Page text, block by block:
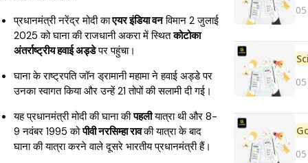
प्रधानमंत्री नरेंद्र मोदी काएयर इंडिया वनविमान 2 जुलाई
2025 को घाना की राजधानी अकरा में स्थितकोटोका
अंतर्राष्ट्रीय हवाई अड्डेपर पहुंचा।
घाना के राष्ट्रपति जॉन ड्रामानी महामा ने हवाई अड्डे पर
उनका स्वागत किया और उन्हें 21 तोपों की सलामी दी गई।
यह प्रधानमंत्री मोदी की घाना कीपहलीयात्रा थी और 8-
9 नवंबर 1995 कोपीवी नरसिम्हा रावकी यात्रा के बाद
घाना की यात्रा करने वाले दूसरे भारतीय प्रधानमंत्री हैं।